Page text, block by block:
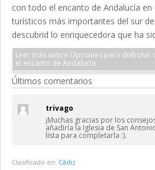
con todo el encanto de Andalucía en
turísticos más importantes del sur
descubrid lo enriquecedora que ha
Leer más sobre Opciones para disfrutar
el encanto de Andalucía
Últimos comentarios
trivago
¡Muchas gracias por los consejos! Aunque yo
añadiría la Iglesia de San
lista para completarla :).
Clasificado en: Cádiz